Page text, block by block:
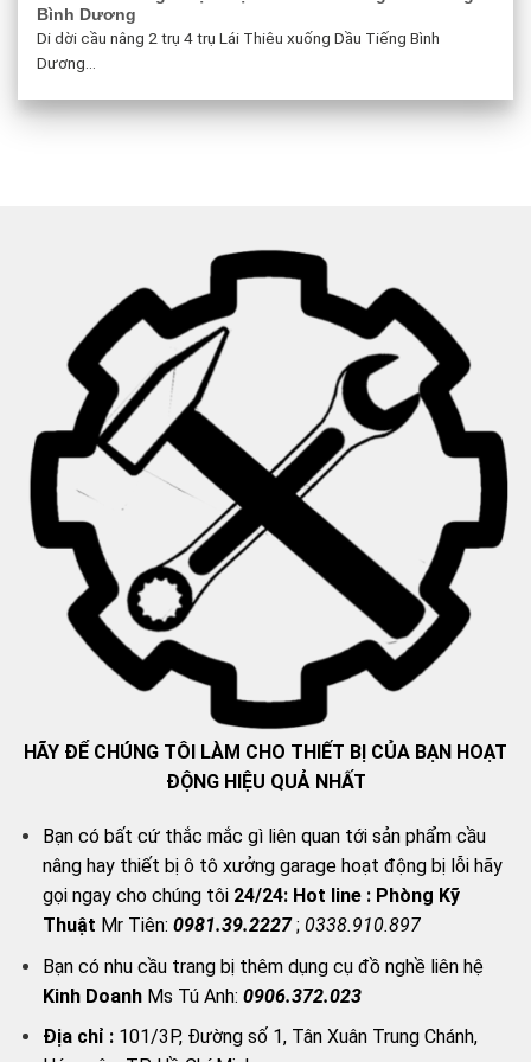
Bình Dương
Di dời cầu nâng 2 trụ 4 trụ Lái Thiêu xuống Dầu Tiếng Bình
Dương...
HÃY ĐỂ CHÚNG TÔI LÀM CHO THIẾT BỊ CỦA BẠN HOẠT
ĐỘNG HIỆU QUẢ NHẤT
Bạn có bất cứ thắc mắc gì liên quan tới sản phẩm cầu
nâng hay thiết bị ô tô xưởng garage hoạt động bị lỗi hãy
gọi ngay cho chúng tôi 24/24: Hot line : Phòng Kỹ
Thuật Mr Tiên: 0981.39.2227; 0338.910.897
Bạn có nhu cầu trang bị thêm dụng cụ đồ nghề liên hệ
Kinh DoanhMs Tú Anh: 0906.372.023
Địa chỉ :101/3P, Đường số 1, Tân Xuân Trung Chánh,